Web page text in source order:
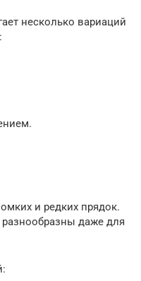
несколько вариаций
и редких прядок.
даже для